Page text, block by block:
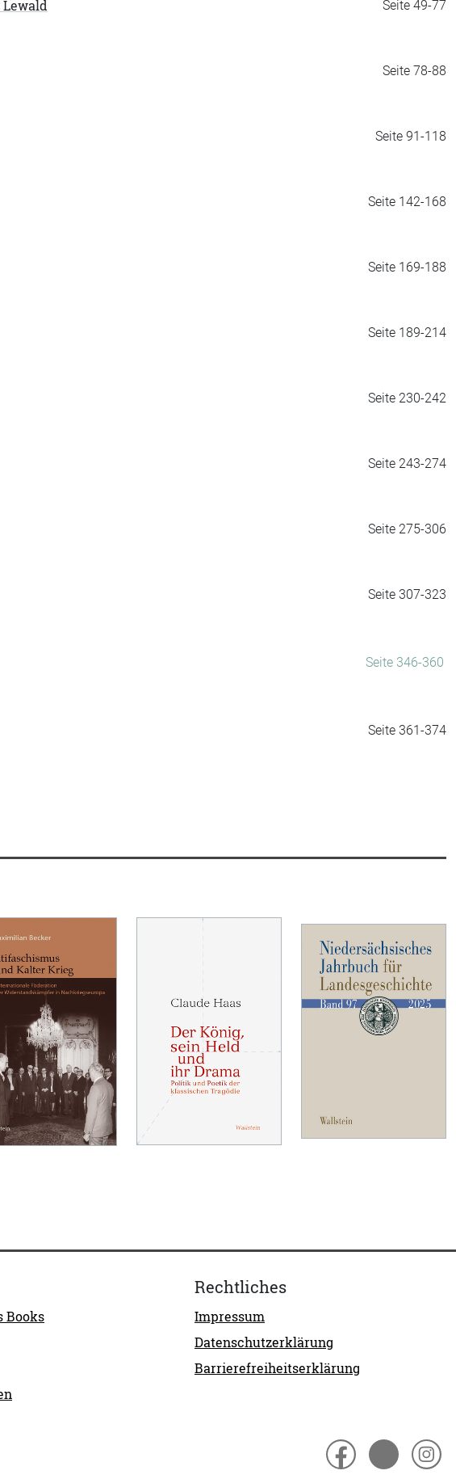
Seite 49-77
Seite 78-88
Seite 91-118
Seite 142-168
Seite 169-188
Seite 189-214
Seite 230-242
Seite 243-274
Seite 275-306
Seite 307-323
Seite 346-360
Seite 361-374
Books
Rechtliches
Impressum
Datenschutzerklärung
Barrierefreiheitserklärung